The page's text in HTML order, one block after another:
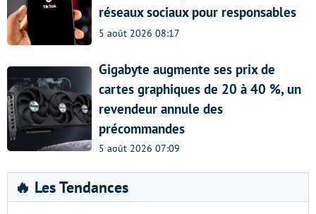
réseaux sociaux pour responsables
5 août 2026 08:17
Gigabyte augmente ses prix de
cartes graphiques de 20 à 40 %, un
revendeur annule des
précommandes
5 août 2026 07:09
🔥 Les Tendances